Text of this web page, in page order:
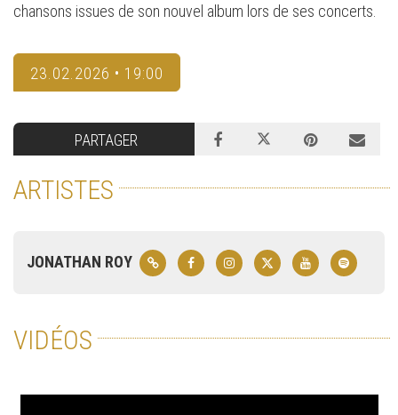
chansons issues de son nouvel album lors de ses concerts.
23.02.2026 • 19:00
PARTAGER
ARTISTES
JONATHAN ROY
VIDÉOS